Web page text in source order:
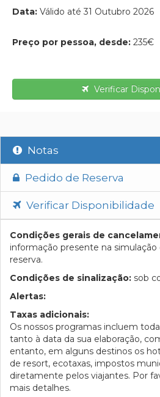
Data: Válido até 31 Outubro 2026
Preço por pessoa, desde: 235€
Verificar
Notas
Pedido de Reserva
Verificar Disponibilidade
Condições gerais de
informação presente na
reserva.
Condições de sinalização: sob
Alertas:
Taxas adicionais:
Os nossos programas incluem
tanto à data da sua elaboração,
entanto, em alguns destinos os
de resort, ecotaxas, impostos
diretamente pelos viajantes. Por
mais detalhes.